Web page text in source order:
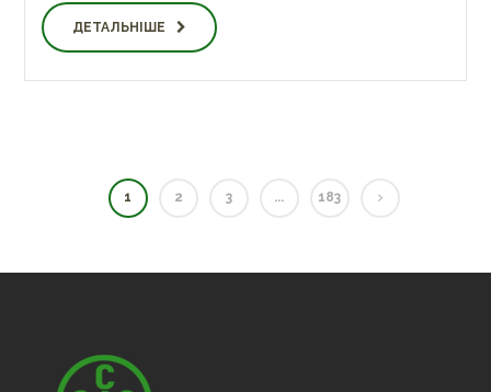
ДЕТАЛЬНІШЕ
1 2 3 ... 183